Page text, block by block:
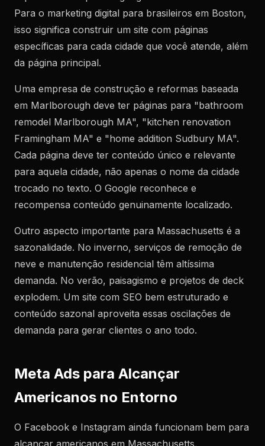
Para o marketing digital para brasileiros em Boston,
isso significa construir um site com páginas
específicas para cada cidade que você atende, além
da página principal.
Uma empresa de construção e reformas baseada
em Marlborough deve ter páginas para "bathroom
remodel Marlborough MA", "kitchen renovation
Framingham MA" e "home addition Sudbury MA".
Cada página deve ter conteúdo único e relevante
para aquela cidade, não apenas o nome da cidade
trocado no texto. O Google reconhece e
recompensa conteúdo genuinamente localizado.
Outro aspecto importante para Massachusetts é a
sazonalidade. No inverno, serviços de remoção de
neve e manutenção residencial têm altíssima
demanda. No verão, paisagismo e projetos de deck
explodem. Um site com SEO bem estruturado e
conteúdo sazonal aproveita essas oscilações de
demanda para gerar clientes o ano todo.
Meta Ads para Alcançar
Americanos no Entorno
O Facebook e Instagram ainda funcionam bem para
alcançar americanos em Massachusetts,